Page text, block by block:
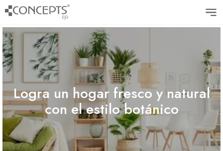
Logra un hogar fresco y natural
con el estilo botánico